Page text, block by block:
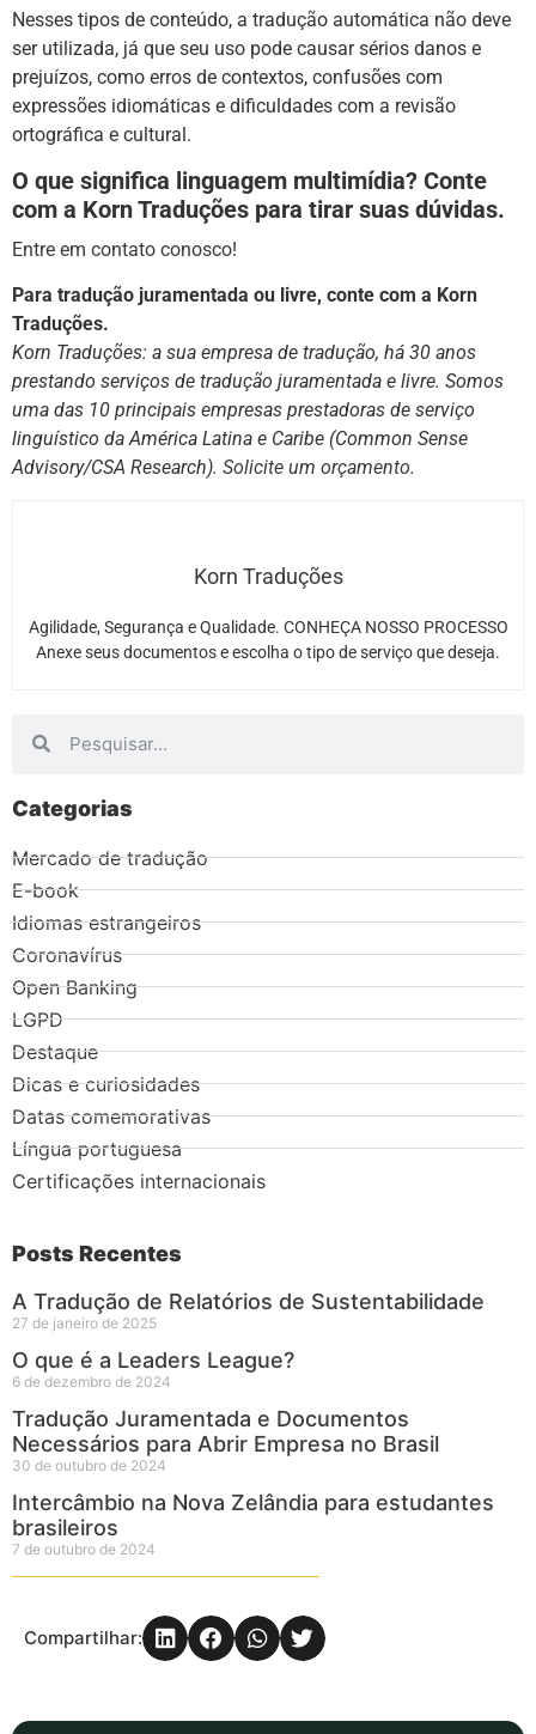
Nesses tipos de conteúdo, a tradução automática não deve
ser utilizada, já que seu uso pode causar sérios danos e
prejuízos, como erros de contextos, confusões com
expressões idiomáticas e dificuldades com a revisão
ortográfica e cultural.
O que significa linguagem multimídia? Conte
com a Korn Traduções para tirar suas dúvidas.
Entre em contato conosco!
Para tradução juramentada ou livre, conte com a Korn
Traduções.
Korn Traduções: a sua empresa de tradução, há 30 anos
prestando serviços de tradução juramentada e livre. Somos
uma das 10 principais empresas prestadoras de serviço
linguístico da América Latina e Caribe (Common Sense
Advisory/CSA Research). Solicite um orçamento.
Korn Traduções
Agilidade, Segurança e Qualidade. CONHEÇA NOSSO PROCESSO
Anexe seus documentos e escolha o tipo de serviço que deseja.
Categorias
Mercado de tradução
E-book
Idiomas estrangeiros
Coronavírus
Open Banking
LGPD
Destaque
Dicas e curiosidades
Datas comemorativas
Língua portuguesa
Certificações internacionais
Posts Recentes
A Tradução de Relatórios de Sustentabilidade
27 de janeiro de 2025
O que é a Leaders League?
6 de dezembro de 2024
Tradução Juramentada e Documentos
Necessários para Abrir Empresa no Brasil
30 de outubro de 2024
Intercâmbio na Nova Zelândia para estudantes
brasileiros
7 de outubro de 2024
Compartilhar: